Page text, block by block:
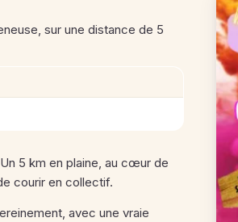
sur une distance de 5
5 km en plaine, au cœur de
courir en collectif.
avec une vraie